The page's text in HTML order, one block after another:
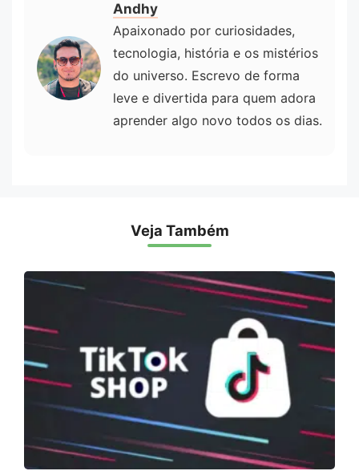
Andhy
Apaixonado por curiosidades,
tecnologia, história e os mistérios
do universo. Escrevo de forma
leve e divertida para quem adora
aprender algo novo todos os dias.
Veja Também